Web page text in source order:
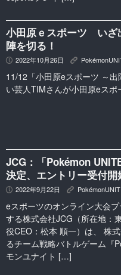
小田原ｅスポーツ いざ
陣を切る！
P 2022年10月26日 K
11/12「小田原eスポーツ ～
い芸人TIMさんが小田原eス
JCG：「Pokémon
決定、エントリー受付開
P 2022年9月22日 K
eスポーツのオンライン大会
する株式会社JCG（所在地：
役CEO：松本 順一）は、 株
るチーム戦略バトルゲーム『
モンユナイト […]